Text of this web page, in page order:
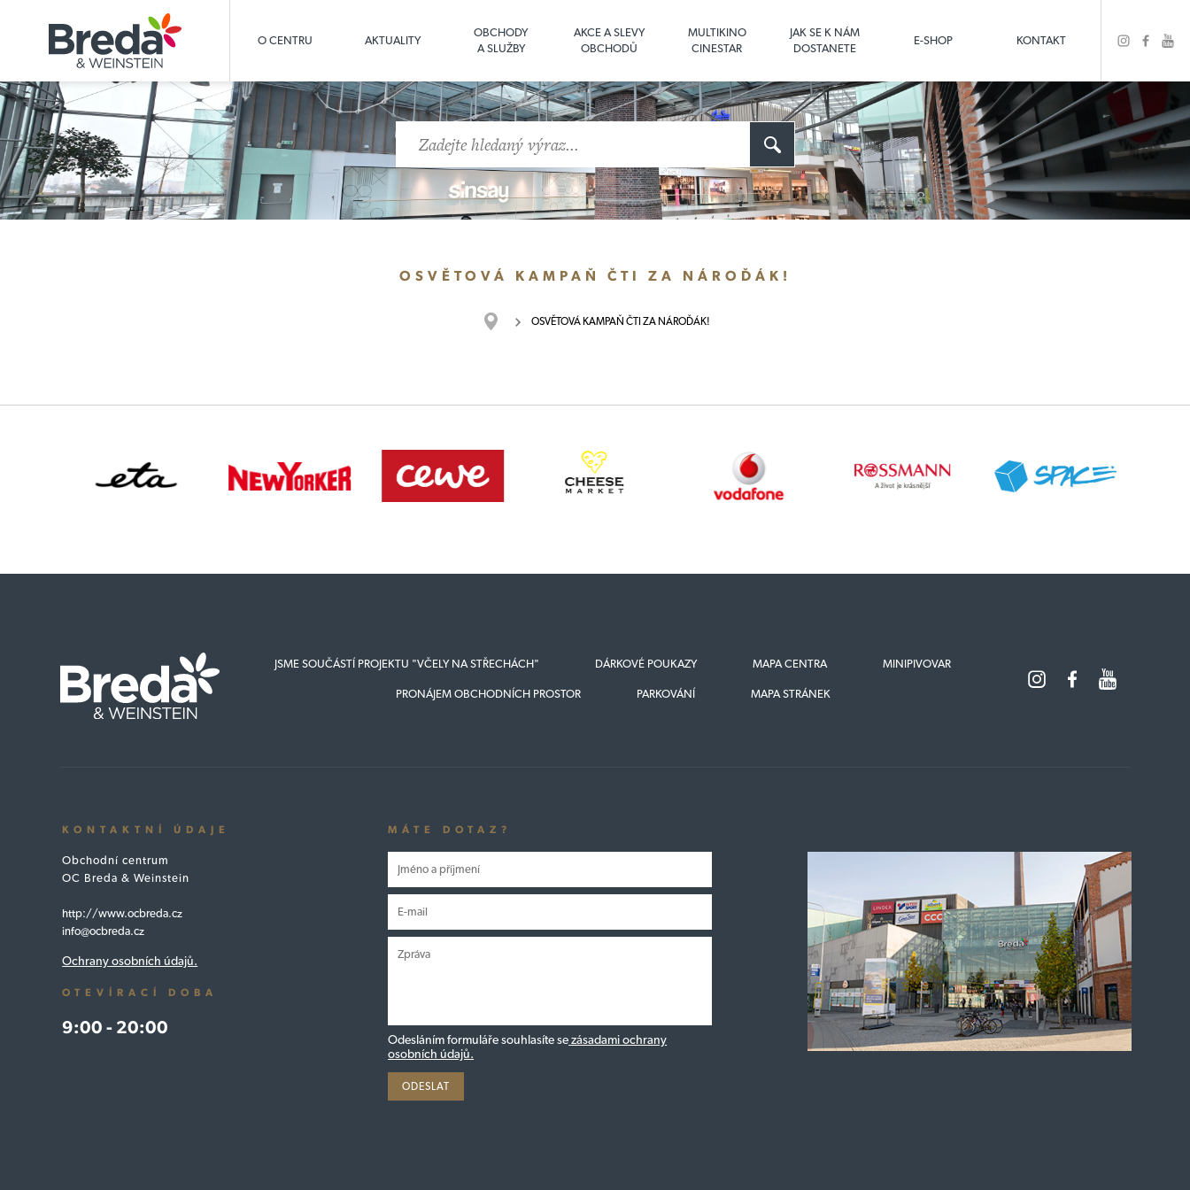
O CENTRU AKTUALITY
OBCHODY
A SLUŽBY
AKCE A SLEVY
OBCHODŮ
MULTIKINO
CINESTAR
JAK SE K NÁM
DOSTANETE
E-SHOP KONTAKT
OSVĚTOVÁ KAMPAŇ ČTI ZA NÁROĎÁK!
OSVĚTOVÁ KAMPAŇ ČTI ZA NÁROĎÁK!
JSME SOUČÁSTÍ PROJEKTU "VČELY NA STŘECHÁCH" DÁRKOVÉ POUKAZY MAPA CENTRA MINIPIVOVAR
PRONÁJEM OBCHODNÍCH PROSTOR PARKOVÁNÍ MAPA STRÁNEK
KONTAKTNÍ ÚDAJE
Obchodní centrum
OC Breda & Weinstein
http://www.ocbreda.cz
info@ocbreda.cz
Ochrany osobních údajů.
OTEVÍRACÍ DOBA
9:00 - 20:00
MÁTE DOTAZ?
Odesláním formuláře souhlasíte sezásadami ochrany
osobních údajů.